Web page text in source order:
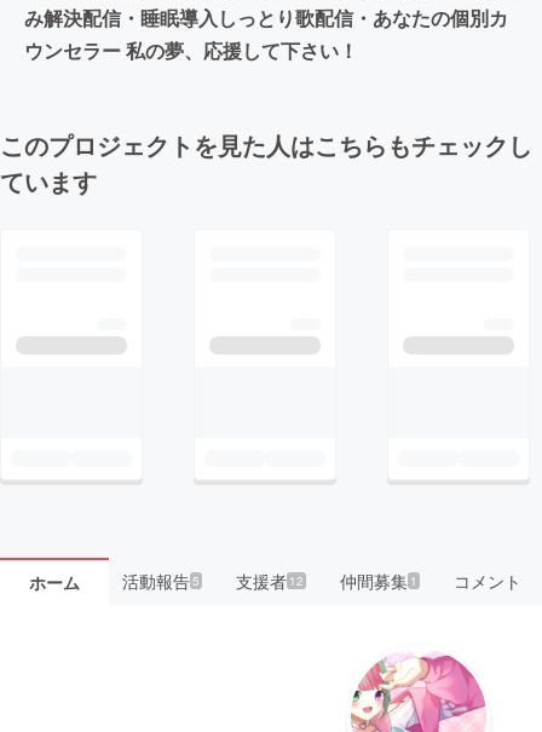
み解決配信・睡眠導入しっとり歌配信・あなたの個別カ
ウンセラー 私の夢、応援して下さい！
このプロジェクトを見た人はこちらもチェックし
ています
ホーム 活動報告5 支援者 12 仲間募集 1 コメント